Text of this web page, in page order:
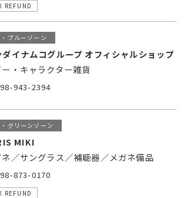
REFUND
ブルーゾーン
ダイナムコグループ オフィシャルショップ
・キャラクター雑貨
943-2394
グリーンゾーン
MIKI
ネ／サングラス／補聴器／メガネ備品
873-0170
REFUND